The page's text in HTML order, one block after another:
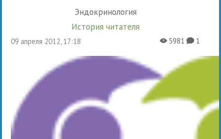
Эндокринология
История читателя
09 апреля 2012, 17:18 X5981K1